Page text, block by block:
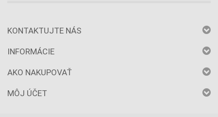
KONTAKTUJTE NÁS
INFORMÁCIE
AKO NAKUPOVAŤ
MÔJ ÚČET